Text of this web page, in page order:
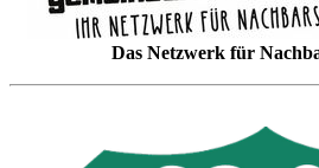
Das Netzwerk für